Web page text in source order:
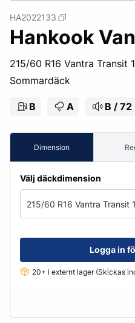
HA2022133
Hankook
215/60 R16 Vantra Transit
Sommardäck
B A B / 72
Dimension
Välj däckdimension
215/60 R16 Vantra Transit
Logga in
20+ i externt lager (Skickas